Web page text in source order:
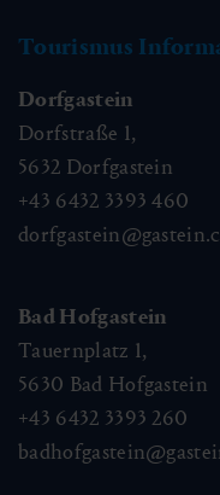
Tourismus
Dorfgastein
Dorfstraße 1,
5632 Dorfgastein
+43 6432 3393 460
Bad Hofgastein
Tauernplatz 1,
5630 Bad Hofgastein
+43 6432 3393 260